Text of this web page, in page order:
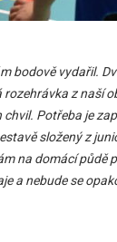
bodově vydařil.
z naší
Potřeba je
složený z
na domácí půdě
a nebude se